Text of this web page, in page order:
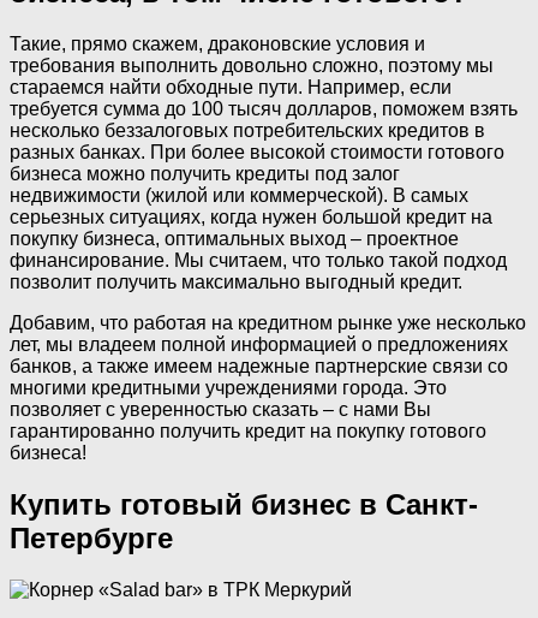
Такие, прямо скажем, драконовские условия и
требования выполнить довольно сложно, поэтому мы
стараемся найти обходные пути. Например, если
требуется сумма до 100 тысяч долларов, поможем взять
несколько беззалоговых потребительских кредитов в
разных банках. При более высокой стоимости готового
бизнеса можно получить кредиты под залог
недвижимости (жилой или коммерческой). В самых
серьезных ситуациях, когда нужен большой кредит на
покупку бизнеса, оптимальных выход – проектное
финансирование. Мы считаем, что только такой подход
позволит получить максимально выгодный кредит.
Добавим, что работая на кредитном рынке уже несколько
лет, мы владеем полной информацией о предложениях
банков, а также имеем надежные партнерские связи со
многими кредитными учреждениями города. Это
позволяет с уверенностью сказать – с нами Вы
гарантированно получить кредит на покупку готового
бизнеса!
Купить готовый бизнес в Санкт-
Петербурге